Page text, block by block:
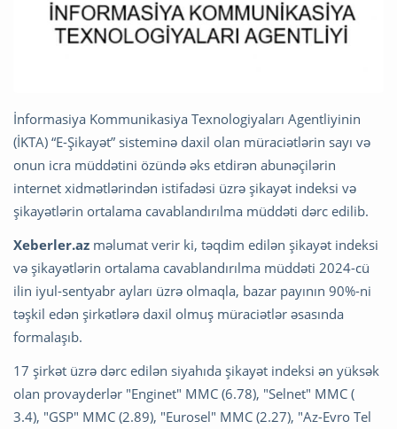
İnformasiya Kommunikasiya Texnologiyaları Agentliyinin
(İKTA) “E-Şikayət” sisteminə daxil olan müraciətlərin sayı və
onun icra müddətini özündə əks etdirən abunəçilərin
internet xidmətlərindən istifadəsi üzrə şikayət indeksi və
şikayətlərin ortalama cavablandırılma müddəti dərc edilib.
Xeberler.az məlumat verir ki, təqdim edilən şikayət indeksi
və şikayətlərin ortalama cavablandırılma müddəti 2024-cü
ilin iyul-sentyabr ayları üzrə olmaqla, bazar payının 90%-ni
təşkil edən şirkətlərə daxil olmuş müraciətlər əsasında
formalaşıb.
17 şirkət üzrə dərc edilən siyahıda şikayət indeksi ən yüksək
olan provayderlər "Enginet" MMC (6.78), "Selnet" MMC (
3.4), "GSP" MMC (2.89), "Eurosel" MMC (2.27), "Az-Evro Tel